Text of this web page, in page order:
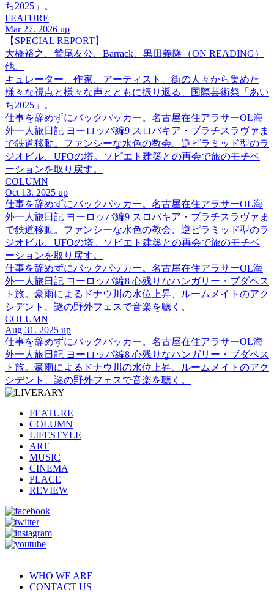
ち2025」。
FEATURE
Mar 27. 2026 up
【SPECIAL REPORT】
大橋裕之、鷲尾友公、Barrack、黒田義隆（ON READING）
他、
キュレーター、作家、アーティスト、街の人々から集めた
様々な視点と様々な声とともに振り返る、国際芸術祭「あい
ち2025」。
仕事を辞めずにバックパッカー。名古屋在住アラサーOL海
外一人旅日記 ヨーロッパ編9 スロバキア・ブラチスラヴァま
で鉄道移動。ファンシーな水色の教会、逆ピラミッド型のラ
ジオビル、UFOの塔。ソビエト建築との再会で旅のモチベ
ーションを取り戻す。
COLUMN
Oct 13. 2025 up
仕事を辞めずにバックパッカー。名古屋在住アラサーOL海
外一人旅日記 ヨーロッパ編9 スロバキア・ブラチスラヴァま
で鉄道移動。ファンシーな水色の教会、逆ピラミッド型のラ
ジオビル、UFOの塔。ソビエト建築との再会で旅のモチベ
ーションを取り戻す。
仕事を辞めずにバックパッカー。名古屋在住アラサーOL海
外一人旅日記 ヨーロッパ編8 心残りなハンガリー・ブダペス
ト旅。豪雨によるドナウ川の水位上昇、ルームメイトのアク
シデント、謎の野外フェスで音楽を聴く。
COLUMN
Aug 31. 2025 up
仕事を辞めずにバックパッカー。名古屋在住アラサーOL海
外一人旅日記 ヨーロッパ編8 心残りなハンガリー・ブダペス
ト旅。豪雨によるドナウ川の水位上昇、ルームメイトのアク
シデント、謎の野外フェスで音楽を聴く。
FEATURE
COLUMN
LIFESTYLE
ART
MUSIC
CINEMA
PLACE
REVIEW
WHO WE ARE
CONTACT US